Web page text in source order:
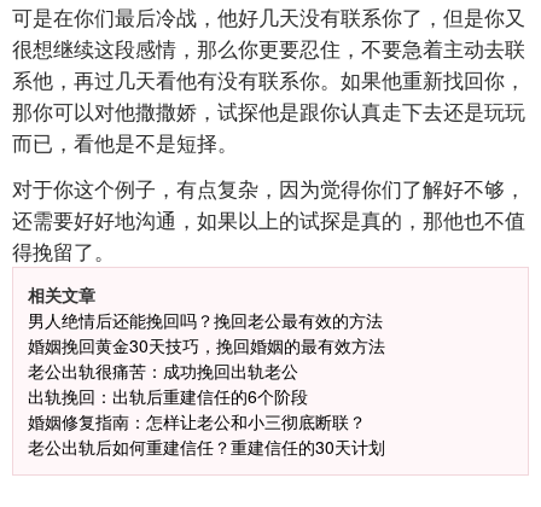
可是在你们最后冷战，他好几天没有联系你了，但是你又
很想继续这段感情，那么你更要忍住，不要急着主动去联
系他，再过几天看他有没有联系你。如果他重新找回你，
那你可以对他撒撒娇，试探他是跟你认真走下去还是玩玩
而已，看他是不是短择。
对于你这个例子，有点复杂，因为觉得你们了解好不够，
还需要好好地沟通，如果以上的试探是真的，那他也不值
得挽留了。
相关文章
男人绝情后还能挽回吗？挽回老公最有效的方法
婚姻挽回黄金30天技巧，挽回婚姻的最有效方法
老公出轨很痛苦：成功挽回出轨老公
出轨挽回：出轨后重建信任的6个阶段
婚姻修复指南：怎样让老公和小三彻底断联？
老公出轨后如何重建信任？重建信任的30天计划